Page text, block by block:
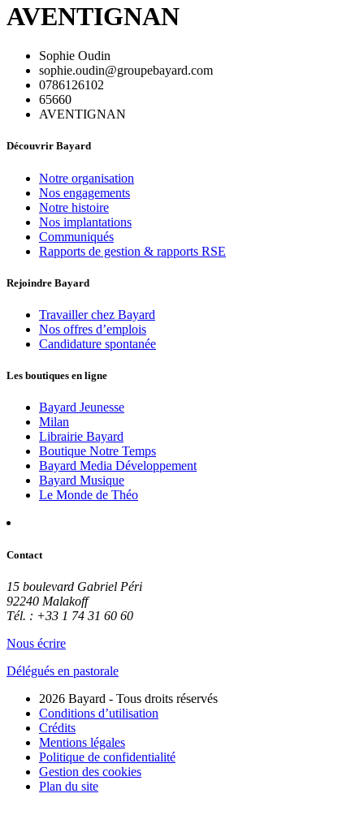
AVENTIGNAN
Sophie Oudin
sophie.oudin@groupebayard.com
0786126102
65660
AVENTIGNAN
Découvrir Bayard
Notre organisation
Nos engagements
Notre histoire
Nos implantations
Communiqués
Rapports de gestion & rapports RSE
Rejoindre Bayard
Travailler chez Bayard
Nos offres d’emplois
Candidature spontanée
Les boutiques en ligne
Bayard Jeunesse
Milan
Librairie Bayard
Boutique Notre Temps
Bayard Media Développement
Bayard Musique
Le Monde de Théo
Contact
15 boulevard Gabriel Péri
92240 Malakoff
Tél. : +33 1 74 31 60 60
Nous écrire
Délégués en pastorale
2026 Bayard - Tous droits réservés
Conditions d’utilisation
Crédits
Mentions légales
Politique de confidentialité
Gestion des cookies
Plan du site